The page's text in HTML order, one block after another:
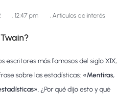
, 12:47 pm , Artículos de interés
escritores más famosos del siglo XIX,
sobre las estadísticas: «Mentiras,
. ¿Por qué dijo esto y qué